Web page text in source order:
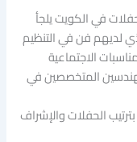
في الكويت يلجأ
لديهم فن في التنظيم
الاجتماعية
المتخصصين في
الحفلات والإشراف